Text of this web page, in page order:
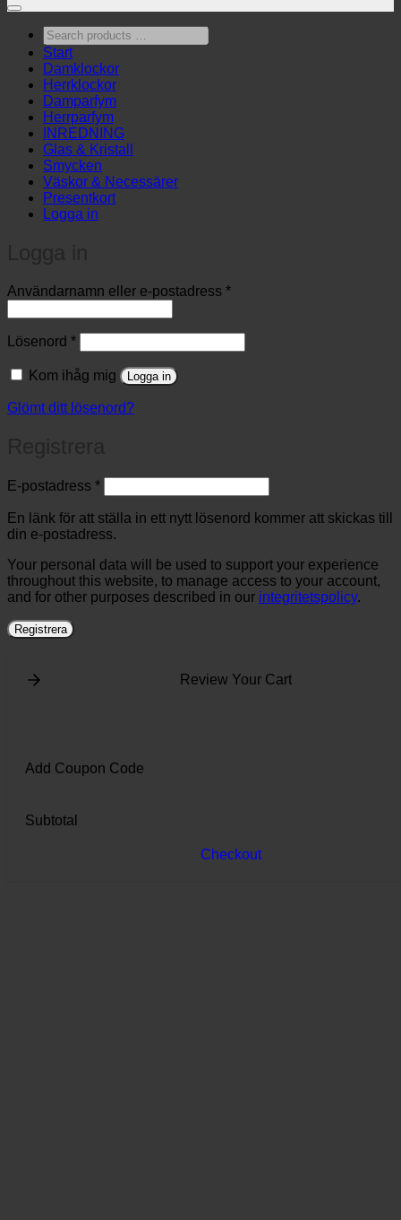
Search
products
…
Start
Damklockor
Herrklockor
Damparfym
Herrparfym
INREDNING
Glas & Kristall
Smycken
Väskor & Necessärer
Presentkort
Logga in
Användarnamn eller e-postadress *Obligatoriskt
Lösenord *Obligatoriskt
Kom ihåg mig Logga in
Glömt ditt lösenord?
E-postadress *Obligatoriskt
En länk för att ställa in ett nytt lösenord kommer att skickas till
din e-postadress.
Your personal data will be used to support your experience
throughout this website, to manage access to your account,
and for other purposes described in our integritetspolicy.
Registrera
Review Your Cart
Add Coupon Code
Subtotal
Checkout